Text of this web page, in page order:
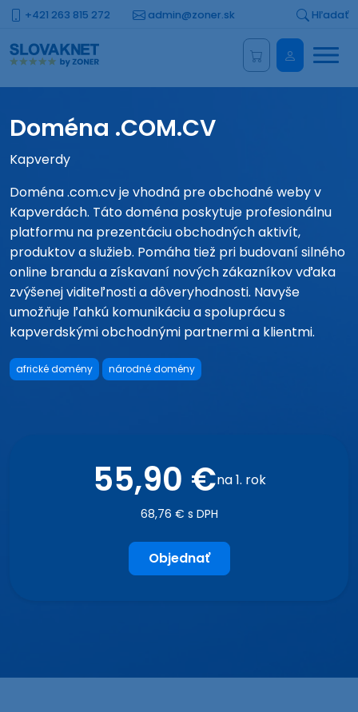
+421 263 815 272 admin@zoner.sk Hľadať
Menu
Doména .COM.CV
Kapverdy
Doména .com.cv je vhodná pre obchodné weby v
Kapverdách. Táto doména poskytuje profesionálnu
platformu na prezentáciu obchodných aktivít,
produktov a služieb. Pomáha tiež pri budovaní silného
online brandu a získavaní nových zákazníkov vďaka
zvýšenej viditeľnosti a dôveryhodnosti. Navyše
umožňuje ľahkú komunikáciu a spoluprácu s
kapverdskými obchodnými partnermi a klientmi.
africké domény národné domény
55,90 €na 1. rok
68,76 € s DPH
Objednať